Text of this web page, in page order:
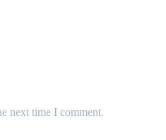
next time I comment.